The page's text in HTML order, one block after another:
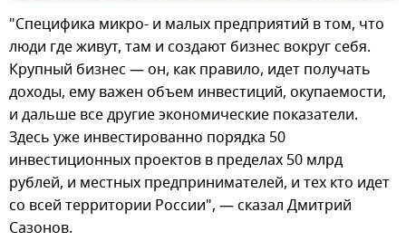
"Специфика микро- и малых предприятий в том, что
люди где живут, там и создают бизнес вокруг себя.
Крупный бизнес — он, как правило, идет получать
доходы, ему важен объем инвестиций, окупаемости,
и дальше все другие экономические показатели.
Здесь уже инвестированно порядка 50
инвестиционных проектов в пределах 50 млрд
рублей, и местных предпринимателей, и тех кто идет
со всей территории России", — сказал Дмитрий
Сазонов.